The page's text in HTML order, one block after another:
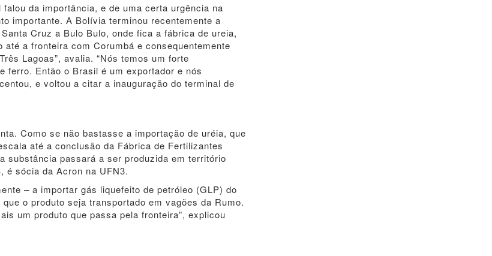
da importância, e de uma certa urgência na
importante. A Bolívia terminou recentemente a
Cruz a Bulo Bulo, onde fica a fábrica de ureia,
a fronteira com Corumbá e consequentemente
Lagoas”, avalia. “Nós temos um forte
ferro. Então o Brasil é um exportador e nós
e voltou a citar a inauguração do terminal de
Como se não bastasse a importação de uréia, que
até a conclusão da Fábrica de Fertilizantes
substância passará a ser produzida em território
é sócia da Acron na UFN3.
– a importar gás liquefeito de petróleo (GLP) do
o produto seja transportado em vagões da Rumo.
um produto que passa pela fronteira”, explicou